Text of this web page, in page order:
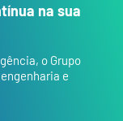
na sua
o Grupo
e